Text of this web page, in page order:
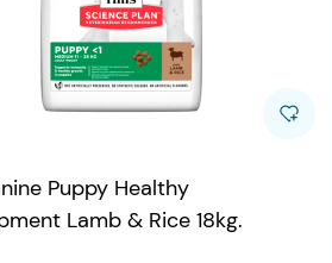
Puppy Healthy
Lamb & Rice 18kg.